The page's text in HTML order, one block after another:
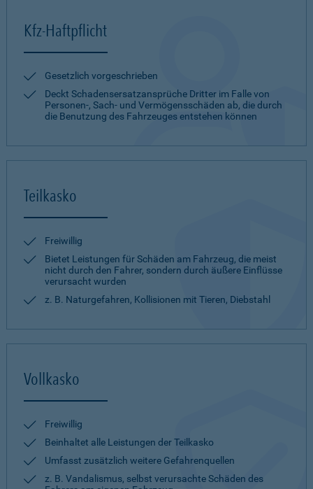
Kfz-Haftpflicht
Gesetzlich vorgeschrieben
Deckt Schadensersatzansprüche Dritter im Falle von
Personen-, Sach- und Vermögensschäden ab, die durch
die Benutzung des Fahrzeuges entstehen können
Teilkasko
Freiwillig
Bietet Leistungen für Schäden am Fahrzeug, die meist
nicht durch den Fahrer, sondern durch äußere Einflüsse
verursacht wurden
z. B. Naturgefahren, Kollisionen mit Tieren, Diebstahl
Vollkasko
Freiwillig
Beinhaltet alle Leistungen der Teilkasko
Umfasst zusätzlich weitere Gefahrenquellen
z. B. Vandalismus, selbst verursachte Schäden des